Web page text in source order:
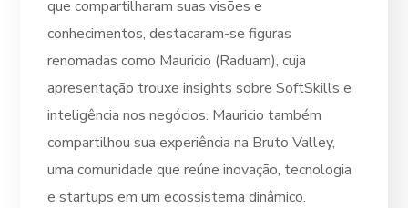
que compartilharam suas visões e
conhecimentos, destacaram-se figuras
renomadas como Mauricio (Raduam), cuja
apresentação trouxe insights sobre SoftSkills e
inteligência nos negócios. Mauricio também
compartilhou sua experiência na Bruto Valley,
uma comunidade que reúne inovação, tecnologia
e startups em um ecossistema dinâmico.